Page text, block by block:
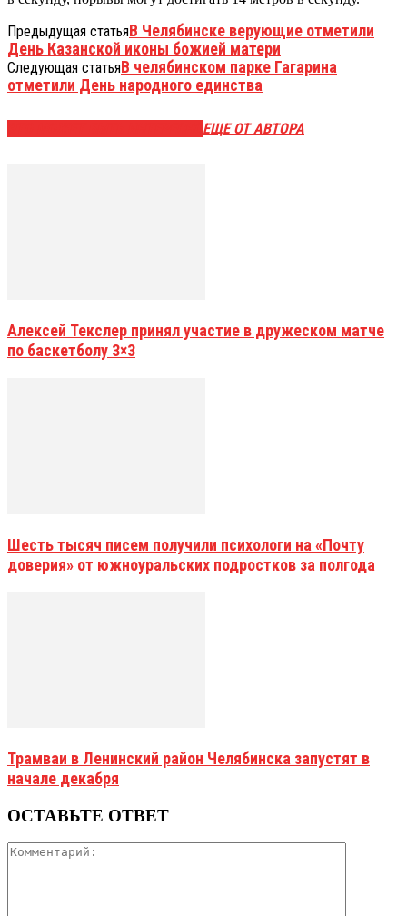
Предыдущая статьяВ Челябинске верующие отметили
День Казанской иконы божией матери
Следующая статьяВ челябинском парке Гагарина
отметили День народного единства
ЕЩЕ ОТ АВТОРА
Алексей Текслер принял участие в дружеском матче
по баскетболу 3×3
Шесть тысяч писем получили психологи на «Почту
доверия» от южноуральских подростков за полгода
Трамваи в Ленинский район Челябинска запустят в
начале декабря
ОСТАВЬТЕ ОТВЕТ